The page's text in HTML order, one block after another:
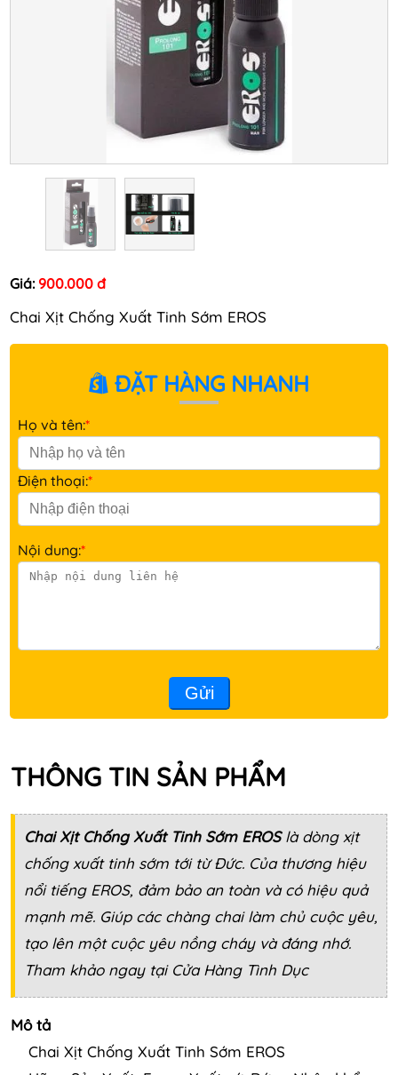
Giá: 900.000 đ
Chai Xịt Chống Xuất Tinh Sớm EROS
ĐẶT HÀNG NHANH
Họ và tên:*
Điện thoại:*
Nội dung:*
Gửi
THÔNG TIN SẢN PHẨM
Chai Xịt Chống Xuất Tinh Sớm EROSlà dòng xịt
chống xuất tinh sớm tới từ Đức. Của thương hiệu
nổi tiếng EROS, đảm bảo an toàn và có hiệu quả
mạnh mẽ. Giúp các chàng chai làm chủ cuộc yêu,
tạo lên một cuộc yêu nồng cháy và đáng nhớ.
Tham khảo ngay tại Cửa Hàng Tình Dục
Mô tả
Chai Xịt Chống Xuất Tinh Sớm EROS